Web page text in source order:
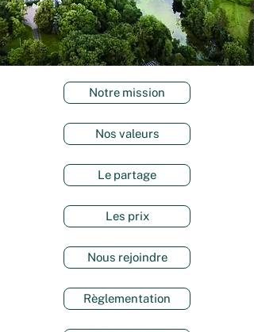
Notre mission
Nos valeurs
Le partage
Les prix
Nous rejoindre
Règlementation